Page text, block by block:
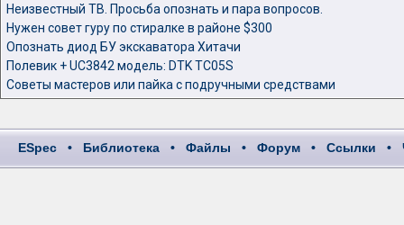
Неизвестный ТВ. Просьба опознать и пара вопросов.
Нужен совет гуру по стиралке в районе $300
Опознать диод БУ экскаватора Хитачи
Полевик + UC3842 модель: DTK TC05S
Советы мастеров или пайка с подручными средствами
ESpec • Библиотека • Файлы • Форум • Ссылки •